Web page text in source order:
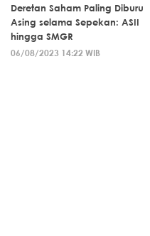
Deretan Saham Paling Diburu
Asing selama Sepekan: ASII
hingga SMGR
06/08/2023 14:22 WIB